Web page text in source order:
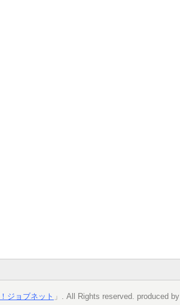
ジョブネット 」. All Rights reserved. produced by